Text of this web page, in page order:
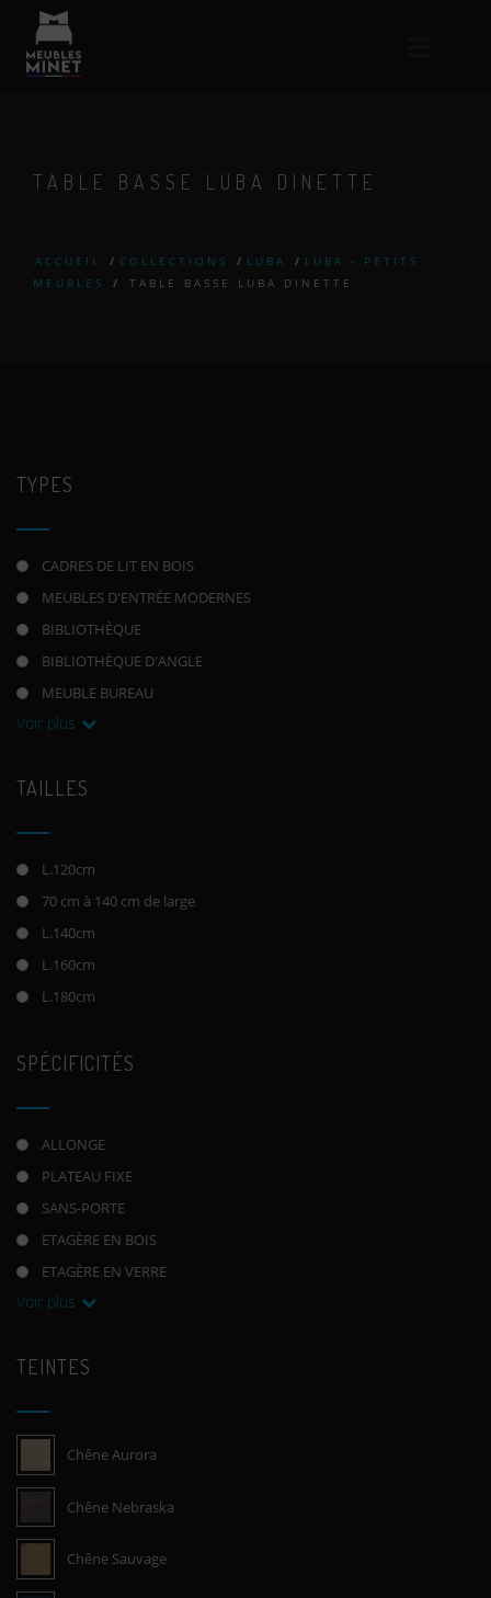
TABLE BASSE LUBA DINETTE
ACCUEIL / COLLECTIONS / LUBA / LUBA - PETITS
MEUBLES
/ TABLE BASSE LUBA DINETTE
TYPES
CADRES DE LIT EN BOIS
MEUBLES D'ENTRÉE MODERNES
BIBLIOTHÈQUE
BIBLIOTHÈQUE D'ANGLE
MEUBLE BUREAU
Voir plus
TAILLES
L.120cm
70 cm à 140 cm de large
L.140cm
L.160cm
L.180cm
SPÉCIFICITÉS
ALLONGE
PLATEAU FIXE
SANS-PORTE
ETAGÈRE EN BOIS
ETAGÈRE EN VERRE
Voir plus
TEINTES
Chêne Aurora
Chêne Nebraska
Chêne Sauvage